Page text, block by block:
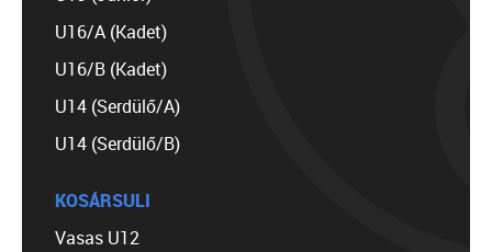
U16/A (Kadet)
U16/B (Kadet)
U14 (Serdülő/A)
U14 (Serdülő/B)
KOSÁRSULI
Vasas U12